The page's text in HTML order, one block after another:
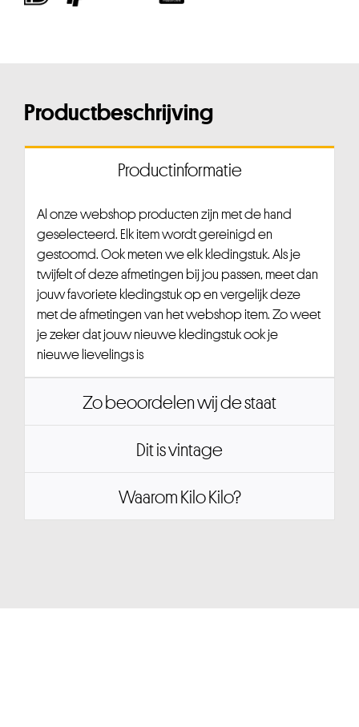
Productbeschrijving
Productinformatie
Al onze webshop producten zijn met de hand
geselecteerd. Elk item wordt gereinigd en
gestoomd. Ook meten we elk kledingstuk. Als je
twijfelt of deze afmetingen bij jou passen, meet dan
jouw favoriete kledingstuk op en vergelijk deze
met de afmetingen van het webshop item. Zo weet
je zeker dat jouw nieuwe kledingstuk ook je
nieuwe lievelings is
Zo beoordelen wij de staat
Dit is vintage
Waarom Kilo Kilo?